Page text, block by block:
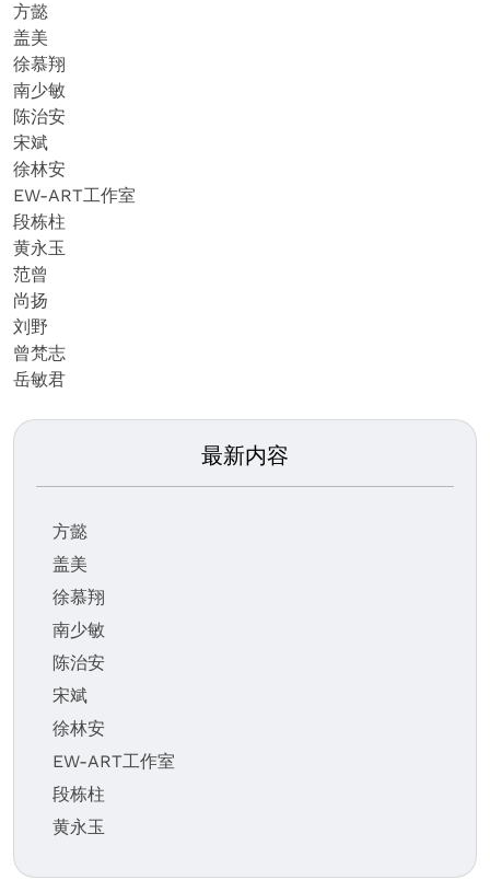
方懿
盖美
徐慕翔
南少敏
陈治安
宋斌
徐林安
EW-ART工作室
段栋柱
黄永玉
范曾
尚扬
刘野
曾梵志
岳敏君
最新内容
方懿
盖美
徐慕翔
南少敏
陈治安
宋斌
徐林安
EW-ART工作室
段栋柱
黄永玉